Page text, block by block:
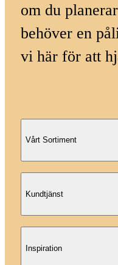
om du
behöver en
vi här för att
Vårt Sortiment
Kundtjänst
Inspiration